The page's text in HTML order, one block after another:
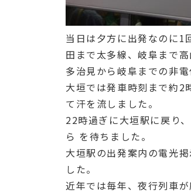
当日は夕方に出発なのに1
田まで太多線、岐阜まで
多治見から岐阜までの非
大垣では発車時刻まで約2
て汗を流しました。
22時過ぎに大垣駅に戻り
ら を待ちました。
大垣駅の出発案内の電光
した。
近年では毎年、夜行列車